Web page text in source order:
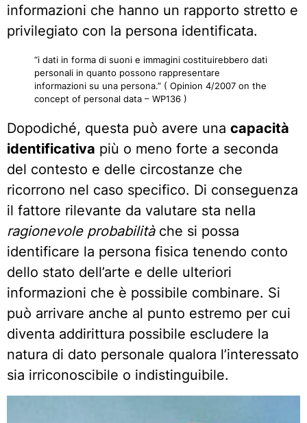
informazioni che hanno un rapporto stretto e
privilegiato con la persona identificata.
“i dati in forma di suoni e immagini costituirebbero dati
personali in quanto possono rappresentare
informazioni su una persona.” ( Opinion 4/2007 on the
concept of personal data – WP136 )
Dopodiché, questa può avere una capacità
identificativa più o meno forte a seconda
del contesto e delle circostanze che
ricorrono nel caso specifico. Di conseguenza
il fattore rilevante da valutare sta nella
ragionevole probabilitàche si possa
identificare la persona fisica tenendo conto
dello stato dell’arte e delle ulteriori
informazioni che è possibile combinare. Si
può arrivare anche al punto estremo per cui
diventa addirittura possibile escludere la
natura di dato personale qualora l’interessato
sia irriconoscibile o indistinguibile.